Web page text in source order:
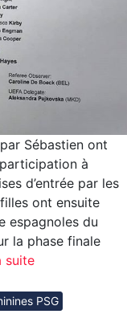
Sébastien ont
à
d’entrée par les
ont ensuite
espagnoles du
la phase finale
suite
PSG